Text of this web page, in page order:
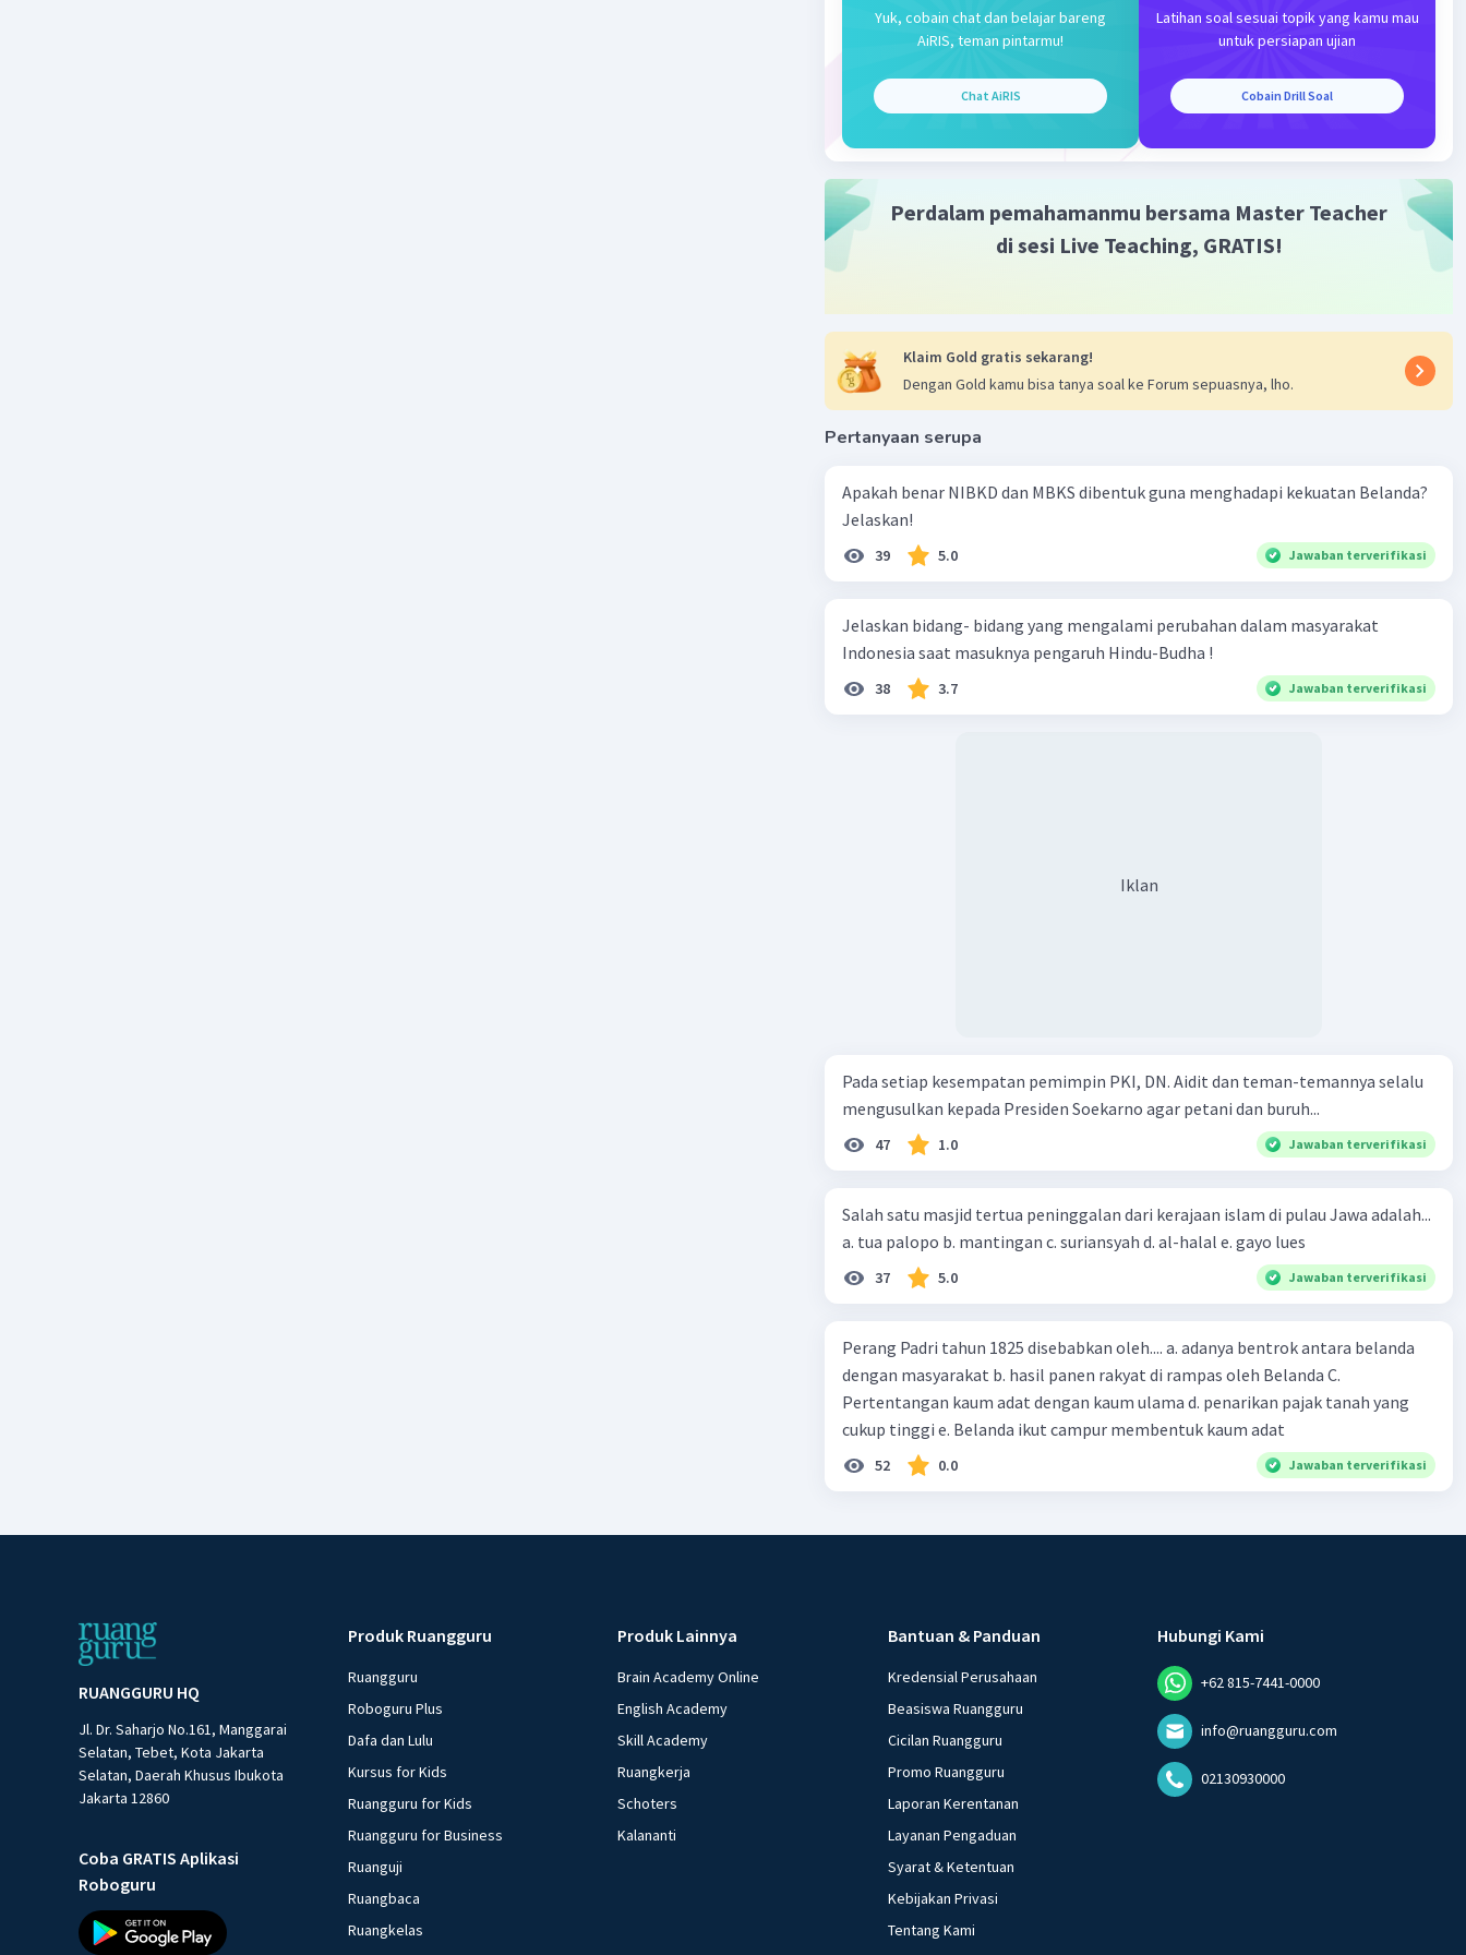
keamanan dan stabilitas kawasan, sehingga keamanan dan
stabilitas negara dijamin oleh negara-negara anggota ASEAN
sebagai tanggung jawab bersama.
Yuk, cobain chat dan belajar bareng
AiRIS, teman pintarmu!
Chat AiRIS
Latihan soal sesuai topik yang kamu mau
untuk persiapan ujian
Cobain Drill Soal
Perdalam pemahamanmu bersama Master Teacher
di sesi Live Teaching, GRATIS!
Klaim Gold gratis sekarang!
Dengan Gold kamu bisa tanya soal ke Forum sepuasnya, lho.
Pertanyaan serupa
Apakah benar NIBKD dan MBKS dibentuk guna menghadapi kekuatan Belanda?
Jelaskan!
39 5.0 Jawaban terverifikasi
Jelaskan bidang- bidang yang mengalami perubahan dalam masyarakat
Indonesia saat masuknya pengaruh Hindu-Budha !
38 3.7 Jawaban terverifikasi
Iklan
Pada setiap kesempatan pemimpin PKI, DN. Aidit dan teman-temannya selalu
mengusulkan kepada Presiden Soekarno agar petani dan buruh...
47 1.0 Jawaban terverifikasi
Salah satu masjid tertua peninggalan dari kerajaan islam di pulau Jawa adalah...
a. tua palopo b. mantingan c. suriansyah d. al-halal e. gayo lues
37 5.0 Jawaban terverifikasi
Perang Padri tahun 1825 disebabkan oleh.... a. adanya bentrok antara belanda
dengan masyarakat b. hasil panen rakyat di rampas oleh Belanda C.
Pertentangan kaum adat dengan kaum ulama d. penarikan pajak tanah yang
cukup tinggi e. Belanda ikut campur membentuk kaum adat
52 0.0 Jawaban terverifikasi
RUANGGURU HQ
Jl. Dr. Saharjo No.161, Manggarai
Selatan, Tebet, Kota Jakarta
Selatan, Daerah Khusus Ibukota
Jakarta 12860
Coba GRATIS Aplikasi
Roboguru
Produk Ruangguru
Ruangguru
Roboguru Plus
Dafa dan Lulu
Kursus for Kids
Ruangguru for Kids
Ruangguru for Business
Ruanguji
Ruangbaca
Ruangkelas
Produk Lainnya
Brain Academy Online
English Academy
Skill Academy
Ruangkerja
Schoters
Kalananti
Bantuan & Panduan
Kredensial Perusahaan
Beasiswa Ruangguru
Cicilan Ruangguru
Promo Ruangguru
Laporan Kerentanan
Layanan Pengaduan
Syarat & Ketentuan
Kebijakan Privasi
Tentang Kami
Hubungi Kami
+62 815-7441-0000
info@ruangguru.com
02130930000